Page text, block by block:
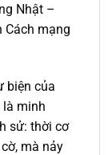
Nhật –
Cách mạng
biện của
là minh
sử: thời cơ
mà nảy